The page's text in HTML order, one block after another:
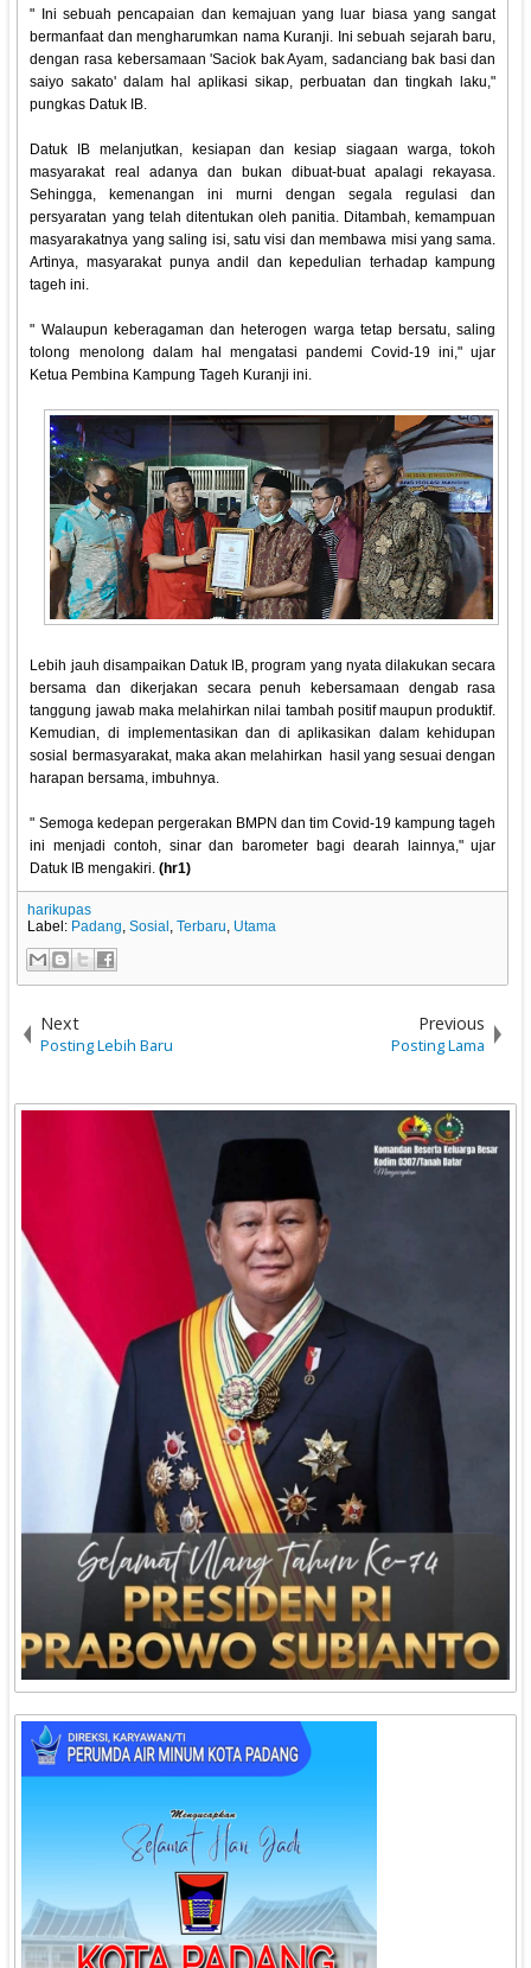
" Ini sebuah pencapaian dan kemajuan yang luar biasa yang sangat
bermanfaat dan mengharumkan nama Kuranji. Ini sebuah sejarah baru,
dengan rasa kebersamaan 'Saciok bak Ayam, sadanciang bak basi dan
saiyo sakato' dalam hal aplikasi sikap, perbuatan dan tingkah laku,"
pungkas Datuk IB.
Datuk IB melanjutkan, kesiapan dan kesiap siagaan warga, tokoh
masyarakat real adanya dan bukan dibuat-buat apalagi rekayasa.
Sehingga, kemenangan ini murni dengan segala regulasi dan
persyaratan yang telah ditentukan oleh panitia. Ditambah, kemampuan
masyarakatnya yang saling isi, satu visi dan membawa misi yang sama.
Artinya, masyarakat punya andil dan kepedulian terhadap kampung
tageh ini.
" Walaupun keberagaman dan heterogen warga tetap bersatu, saling
tolong menolong dalam hal mengatasi pandemi Covid-19 ini," ujar
Ketua Pembina Kampung Tageh Kuranji ini.
Lebih jauh disampaikan Datuk IB, program yang nyata dilakukan secara
bersama dan dikerjakan secara penuh kebersamaan dengab rasa
tanggung jawab maka melahirkan nilai tambah positif maupun produktif.
Kemudian, di implementasikan dan di aplikasikan dalam kehidupan
sosial bermasyarakat, maka akan melahirkan hasil yang sesuai dengan
harapan bersama, imbuhnya.
" Semoga kedepan pergerakan BMPN dan tim Covid-19 kampung tageh
ini menjadi contoh, sinar dan barometer bagi dearah lainnya," ujar
Datuk IB mengakiri.(hr1)
harikupas
Label: Padang,Sosial ,Terbaru, Utama
Next
Posting Lebih Baru
Previous
Posting Lama